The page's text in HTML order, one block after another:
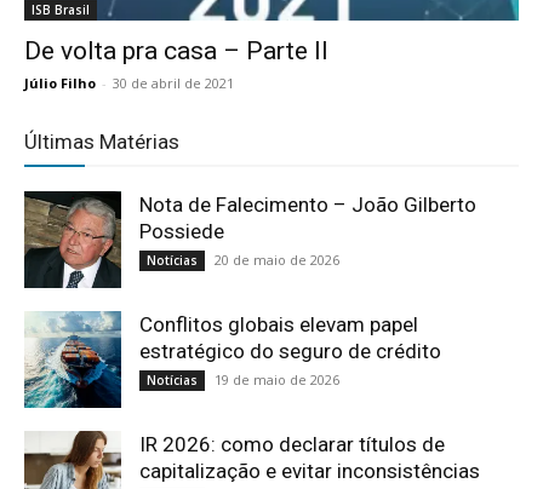
ISB Brasil
De volta pra casa – Parte II
Júlio Filho - 30 de abril de 2021
Últimas Matérias
Nota de Falecimento – João Gilberto
Possiede
Notícias 20 de maio de 2026
Conflitos globais elevam papel
estratégico do seguro de crédito
Notícias 19 de maio de 2026
IR 2026: como declarar títulos de
capitalização e evitar inconsistências